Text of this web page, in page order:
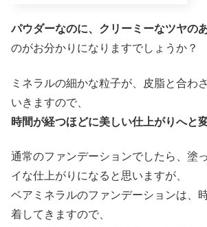
パウダーなのに、クリーミーなツヤの
のがお分かりになりますでしょうか？
ミネラルの細かな粒子が、皮脂と合わ
いきますので、
時間が経つほどに美しい仕上がりへと
通常のファンデーションでしたら、塗
イな仕上がりになると思いますが、
ベアミネラルのファンデーションは、
着してきますので、